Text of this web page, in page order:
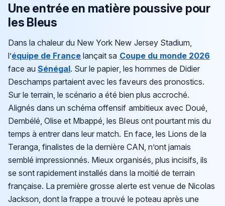
Une entrée en matière poussive pour
les Bleus
Dans la chaleur du New York New Jersey Stadium,
l’équipe de France lançait sa Coupe du monde 2026
face auSénégal. Sur le papier, les hommes de Didier
Deschamps partaient avec les faveurs des pronostics.
Sur le terrain, le scénario a été bien plus accroché.
Alignés dans un schéma offensif ambitieux avec Doué,
Dembélé, Olise et Mbappé, les Bleus ont pourtant mis du
temps à entrer dans leur match. En face, les Lions de la
Teranga, finalistes de la dernière CAN, n’ont jamais
semblé impressionnés. Mieux organisés, plus incisifs, ils
se sont rapidement installés dans la moitié de terrain
française. La première grosse alerte est venue de Nicolas
Jackson, dont la frappe a trouvé le poteau après une